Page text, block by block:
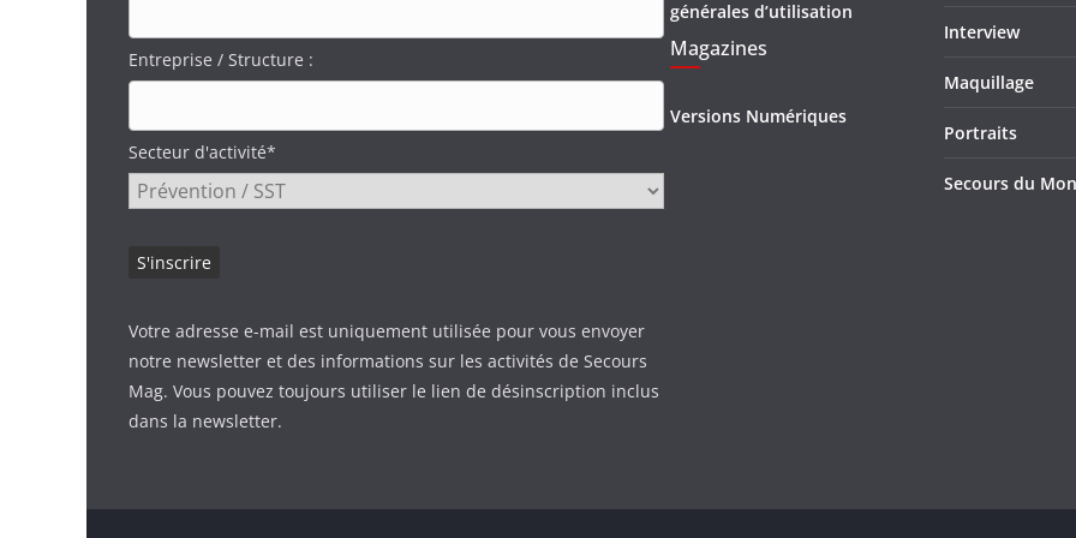
Entreprise / Structure :
Secteur d'activité*
Votre adresse e-mail est uniquement utilisée pour vous envoyer
notre newsletter et des informations sur les activités de Secours
Mag. Vous pouvez toujours utiliser le lien de désinscription inclus
dans la newsletter.
générales d’utilisation
Magazines
Versions Numériques
Interview
Maquillage
Portraits
Secours du